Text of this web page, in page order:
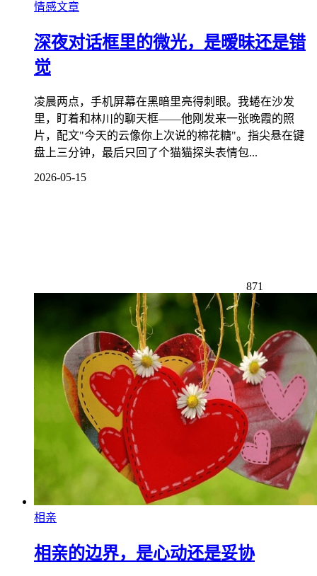
情感文章
深夜对话框里的微光，是暧昧还是错
觉
凌晨两点，手机屏幕在黑暗里亮得刺眼。我蜷在沙发
里，盯着和林川的聊天框——他刚发来一张晚霞的照
片，配文"今天的云像你上次说的棉花糖"。指尖悬在键
盘上三分钟，最后只回了个猫猫探头表情包...
2026-05-15
871
相亲
相亲的边界，是心动还是妥协